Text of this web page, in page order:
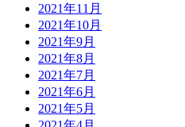
2021年11月
2021年10月
2021年9月
2021年8月
2021年7月
2021年6月
2021年5月